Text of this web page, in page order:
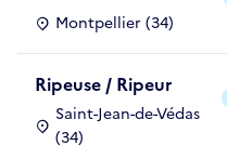
Montpellier (34)
Ripeuse / Ripeur
Saint-Jean-de-Védas
(34)